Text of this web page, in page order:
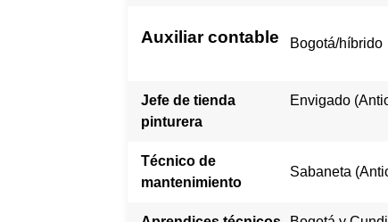
Auxiliar contable Bogotá/híbrido
Jefe de tienda
pinturera
Envigado
Técnico de
mantenimiento
Sabaneta